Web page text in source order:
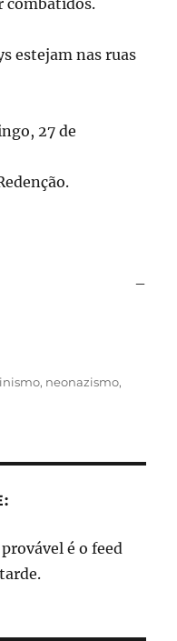
estejam nas ruas
27 de
–
, neonazismo,
é o feed